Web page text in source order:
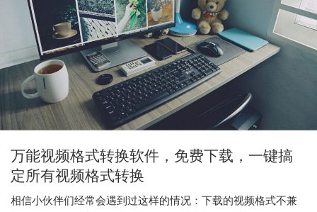
万能视频格式转换软件，免费下载，一键搞
定所有视频格式转换
相信小伙伴们经常会遇到过这样的情况：下载的视频格式不兼